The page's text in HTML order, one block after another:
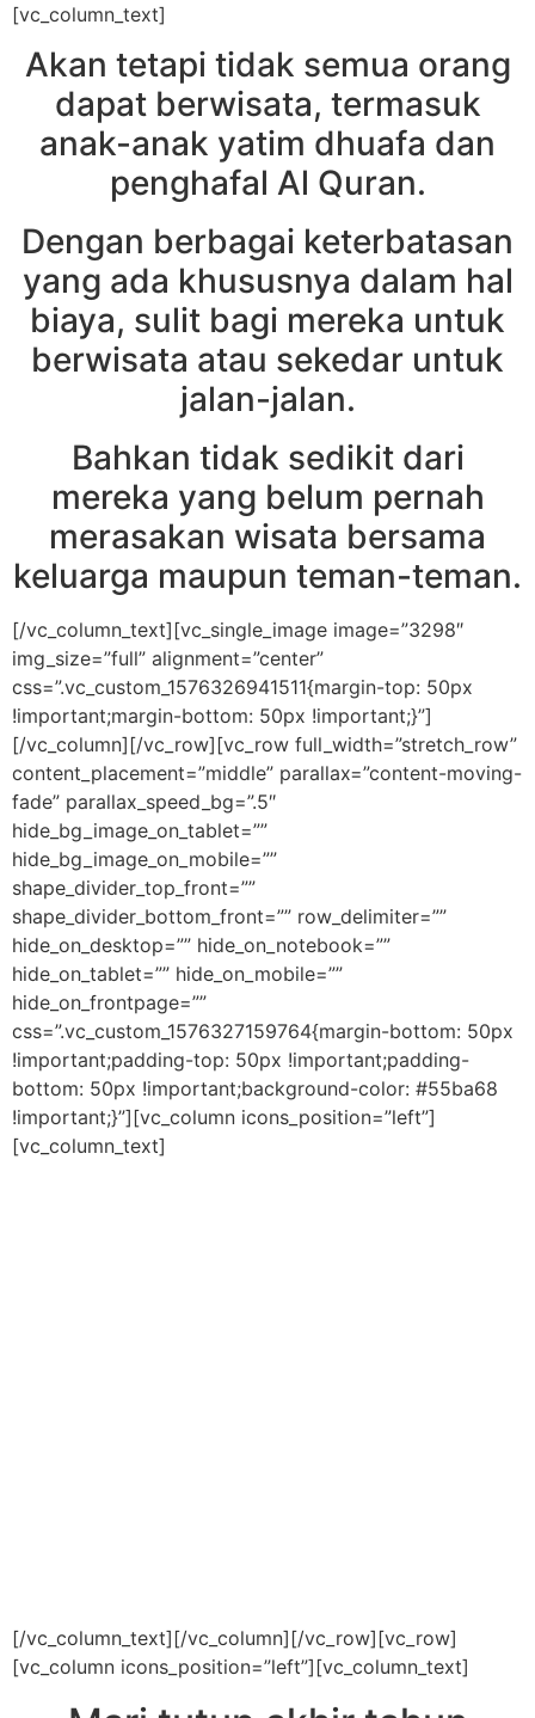
[vc_column_text]
Akan tetapi tidak semua orang
dapat berwisata, termasuk
anak-anak yatim dhuafa dan
penghafal Al Quran.
Dengan berbagai keterbatasan
yang ada khususnya dalam hal
biaya, sulit bagi mereka untuk
berwisata atau sekedar untuk
jalan-jalan.
Bahkan tidak sedikit dari
mereka yang belum pernah
merasakan wisata bersama
keluarga maupun teman-teman.
[/vc_column_text][vc_single_image image=”3298″
img_size=”full” alignment=”center”
css=”.vc_custom_1576326941511{margin-top: 50px
!important;margin-bottom: 50px !important;}”]
[/vc_column][/vc_row][vc_row full_width=”stretch_row”
content_placement=”middle” parallax=”content-moving-
fade” parallax_speed_bg=”.5″
hide_bg_image_on_tablet=””
hide_bg_image_on_mobile=””
shape_divider_top_front=””
shape_divider_bottom_front=”” row_delimiter=””
hide_on_desktop=”” hide_on_notebook=””
hide_on_tablet=”” hide_on_mobile=””
hide_on_frontpage=””
css=”.vc_custom_1576327159764{margin-bottom: 50px
!important;padding-top: 50px !important;padding-
bottom: 50px !important;background-color: #55ba68
!important;}”][vc_column icons_position=”left”]
[vc_column_text]
[/vc_column_text][/vc_column][/vc_row][vc_row]
[vc_column icons_position=”left”][vc_column_text]